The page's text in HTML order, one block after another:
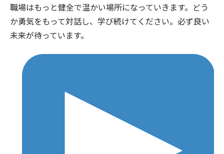
職場はもっと健全で温かい場所になっていきます。どう
か勇気をもって対話し、学び続けてください。必ず良い
未来が待っています。